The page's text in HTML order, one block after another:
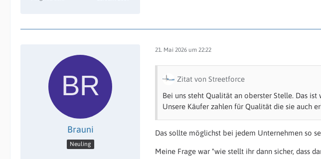
Brauni
Neuling
21. Mai 2026 um 22:22
Zitat von Streetforce
Bei uns steht Qualität an oberster Stelle. Das
Unsere Käufer zahlen für Qualität die sie auch
Das sollte möglichst bei jedem Unternehmen so
Meine Frage war "wie stellt ihr dann sicher, dass